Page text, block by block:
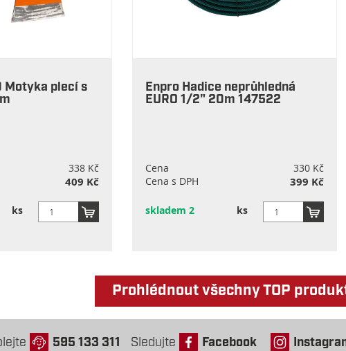
Motyka plecí s
338 Kč
409 Kč
ks
Enpro Hadice neprůhledná
EURO 1/2" 20m 147522
Cena
330 Kč
Cena s DPH
399 Kč
skladem 2 ks
Prohlédnout všechny TOP
595 133 311 Sledujte Facebook